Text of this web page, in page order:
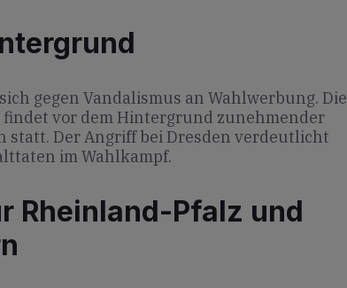
gegen Vandalismus an Wahlwerbung. Die
findet vor dem Hintergrund zunehmender
statt. Der Angriff bei Dresden verdeutlicht
im Wahlkampf.
Rheinland-Pfalz und